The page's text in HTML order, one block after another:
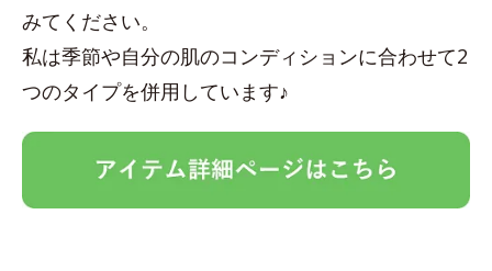
みてください。
私は季節や自分の肌のコンディションに合わせて2
つのタイプを併用しています♪